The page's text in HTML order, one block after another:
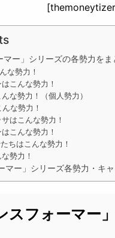
ー」シリーズの各勢力をま
な勢力！
こんな勢力！
な勢力！（個人勢力）
な勢力！
はこんな勢力！
こんな勢力！
ちはこんな勢力！
勢力！
マー」シリーズ各勢力・キ
スフォーマー